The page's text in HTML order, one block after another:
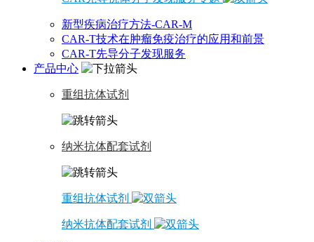
新型疾病治疗方法-CAR-M
CAR-T技术在肿瘤免疫治疗的应用和前景
CAR-T先导分子发现服务
产品中心
重组抗体试剂
纳米抗体配套试剂
重组抗体试剂
纳米抗体配套试剂